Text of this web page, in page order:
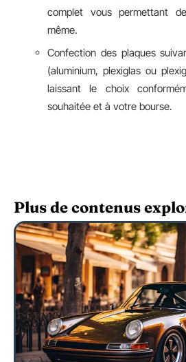
complet vous permettant
même.
Confection des plaques
(aluminium, plexiglas ou
laissant le choix
souhaitée et à votre bourse.
Plus de contenus